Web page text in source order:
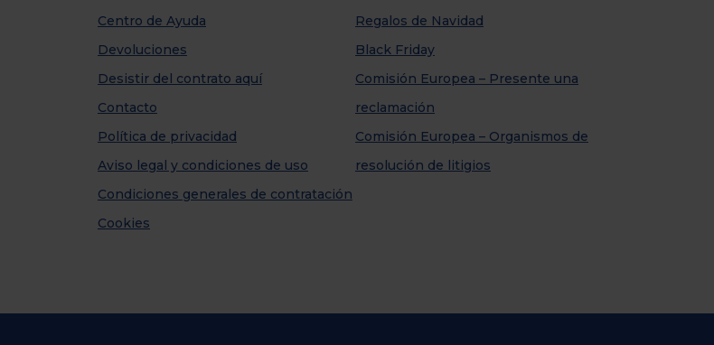
Centro de Ayuda
Devoluciones
Desistir del contrato aquí
Contacto
Política de privacidad
Aviso legal y condiciones de uso
Condiciones generales de contratación
Cookies
Regalos de Navidad
Black Friday
Comisión Europea – Presente una
reclamación
Comisión Europea – Organismos de
resolución de litigios